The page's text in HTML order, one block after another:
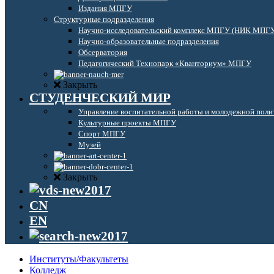
Издания МПГУ
Структурные подразделения
Научно-исследовательский комплекс МПГУ (НИК
Научно-образовательные подразделения
Обсерватория
Педагогический Технопарк «Кванториум» МПГУ
Закрыть
СТУДЕНЧЕСКИЙ МИР
Управление воспитательной работы и молодежной
Культурные проекты МПГУ
Спорт МПГУ
Музей
Закрыть
CN
EN
Институты/Факультеты
Колледж